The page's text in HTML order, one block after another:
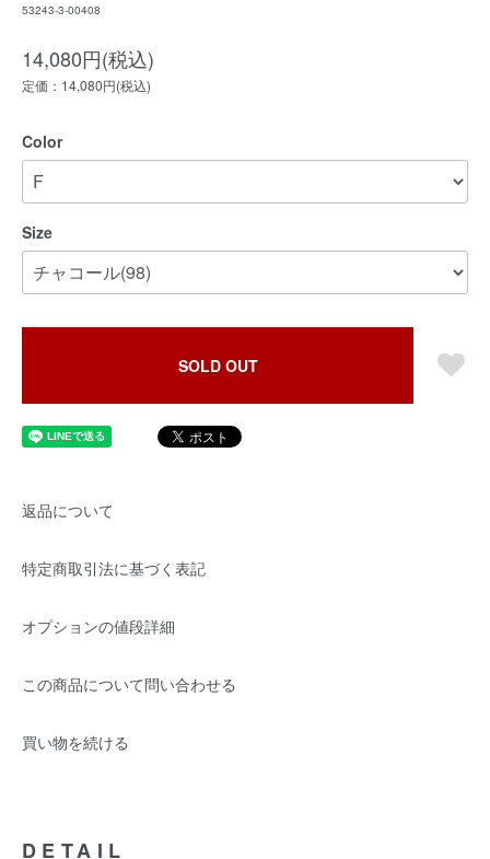
53243-3-00408
14,080円(税込)
定価：14,080円(税込)
Color
Size
SOLD OUT
返品について
特定商取引法に基づく表記
オプションの値段詳細
この商品について問い合わせる
買い物を続ける
DETAIL